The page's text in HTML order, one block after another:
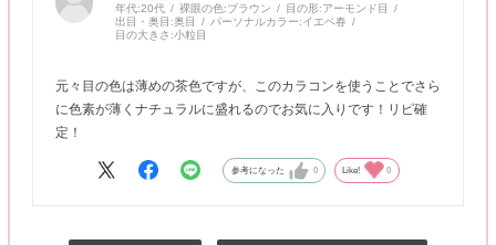
年代:20代 裸眼の色:ブラウン 目の形:アーモンド目
出目・奥目:奥目 パーソナルカラー:イエベ春
目の大きさ:小粒目
元々目の色は薄めの茶色ですが、このカラコンを使うことでさら
に色素が薄くナチュラルに盛れるのでお気に入りです！リピ確
定！
参考になった 0 Like! 0